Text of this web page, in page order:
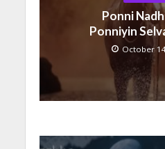
Ponni
Ponniyin
October